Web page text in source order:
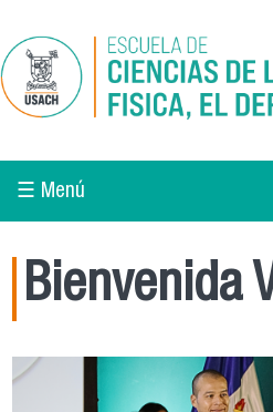
☰ Menú
Bienvenida